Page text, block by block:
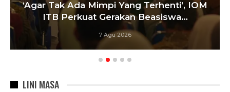
‘Agar Tak Ada Mimpi Yang Terhenti’, IOM
ITB Perkuat Gerakan Beasiswa…
7 Agu 2026
LINI MASA